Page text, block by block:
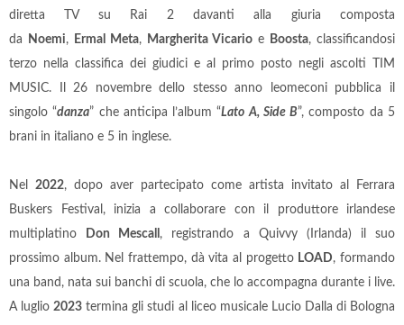
diretta TV su Rai 2 davanti alla giuria composta
da
Noemi, Ermal Meta, Margherita Vicario e Boosta, classificandosi
terzo nella classifica dei giudici e al primo posto negli ascolti TIM
MUSIC. Il 26 novembre dello stesso anno leomeconi pubblica il
singolo “danza” che anticipa l’album “Lato A, Side B”, composto da 5
brani in italiano e 5 in inglese.
Nel 2022, dopo aver partecipato come artista invitato al Ferrara
Buskers Festival, inizia a collaborare con il produttore irlandese
multiplatino
Don Mescall , registrando a Quivvy (Irlanda) il suo
prossimo album. Nel frattempo, dà vita al progetto LOAD, formando
una band, nata sui banchi di scuola, che lo accompagna durante i live.
A luglio2023 termina gli studi al liceo musicale Lucio Dalla di Bologna